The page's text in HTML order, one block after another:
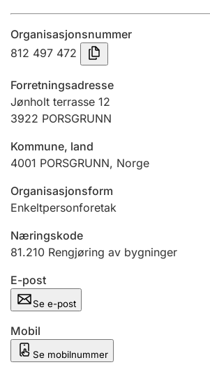
Tinglysing
Jeger
Betaling og jegeravgiftskort
Ektepaktveileder
Offentlig sektor
Organisasjonsnummer
812 497 472
Forretningsadresse
Jønholt terrasse 12
3922 PORSGRUNN
Kommune, land
4001 PORSGRUNN, Norge
Organisasjonsform
Enkeltpersonforetak
Næringskode
81.210 Rengjøring av bygninger
E-post
Se e-post
Mobil
Se mobilnummer